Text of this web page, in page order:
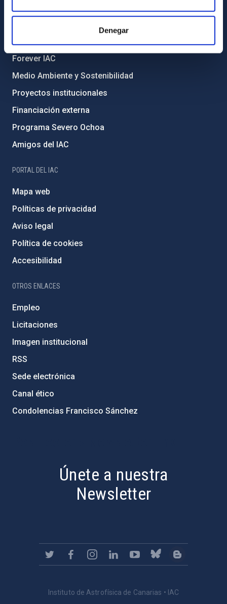
Denegar
Igualdad y diversidad de género
Forever IAC
Medio Ambiente y Sostenibilidad
Proyectos institucionales
Financiación externa
Programa Severo Ochoa
Amigos del IAC
PORTAL DEL IAC
Mapa web
Políticas de privacidad
Aviso legal
Política de cookies
Accesibilidad
OTROS ENLACES
Empleo
Licitaciones
Imagen institucional
RSS
Sede electrónica
Canal ético
Condolencias Francisco Sánchez
Únete a nuestra
Newsletter
Instituto de Astrofísica de Canarias • IAC